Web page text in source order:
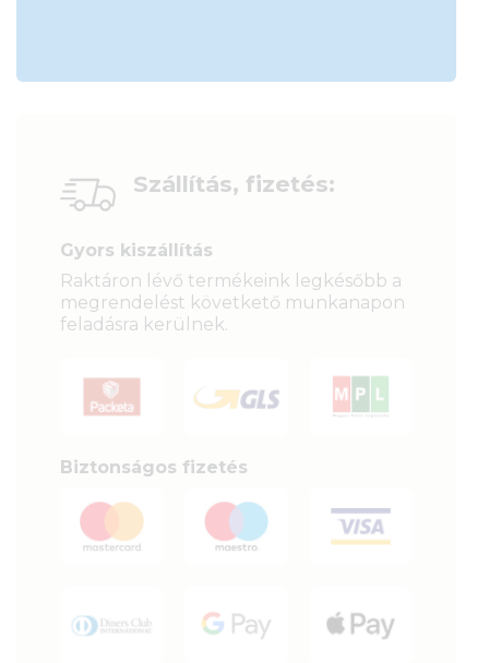
Szállítás, fizetés:
Gyors kiszállítás
Raktáron lévő termékeink legkésőbb a
megrendelést követkető munkanapon
feladásra kerülnek.
Biztonságos fizetés